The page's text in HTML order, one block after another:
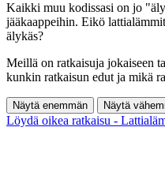
Kaikki muu kodissasi on jo
jääkaappeihin. Eikö
älykäs?
Meillä on ratkaisuja jokaiseen
kunkin ratkaisun edut ja mikä
Näytä enemmän Näytä
Löydä oikea ratkaisu -